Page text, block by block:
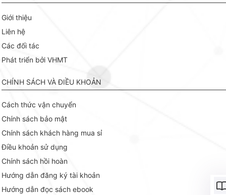
Giới thiệu
Liên hệ
Các đối tác
Phát triển bởi VHMT
CHÍNH SÁCH VÀ ĐIỀU KHOẢN
Cách thức vận chuyển
Chính sách bảo mật
Chính sách khách hàng mua sỉ
Điều khoản sử dụng
Chính sách hồi hoàn
Hướng dẫn đăng ký tài khoản
Hướng dẫn đọc sách ebook